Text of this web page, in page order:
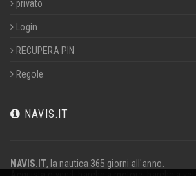
privato
Login
RECUPERA PIN
Regole
NAVIS.IT
NAVIS.IT, la nautica 365 giorni all'anno.